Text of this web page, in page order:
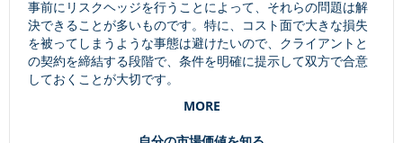
事前にリスクヘッジを行うことによって、それらの問題は解
決できることが多いものです。特に、コスト面で大きな損失
を被ってしまうような事態は避けたいので、クライアントと
の契約を締結する段階で、条件を明確に提示して双方で合意
しておくことが大切です。
MORE